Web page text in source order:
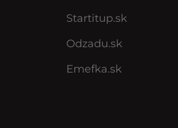
Startitup.sk
Odzadu.sk
Emefka.sk